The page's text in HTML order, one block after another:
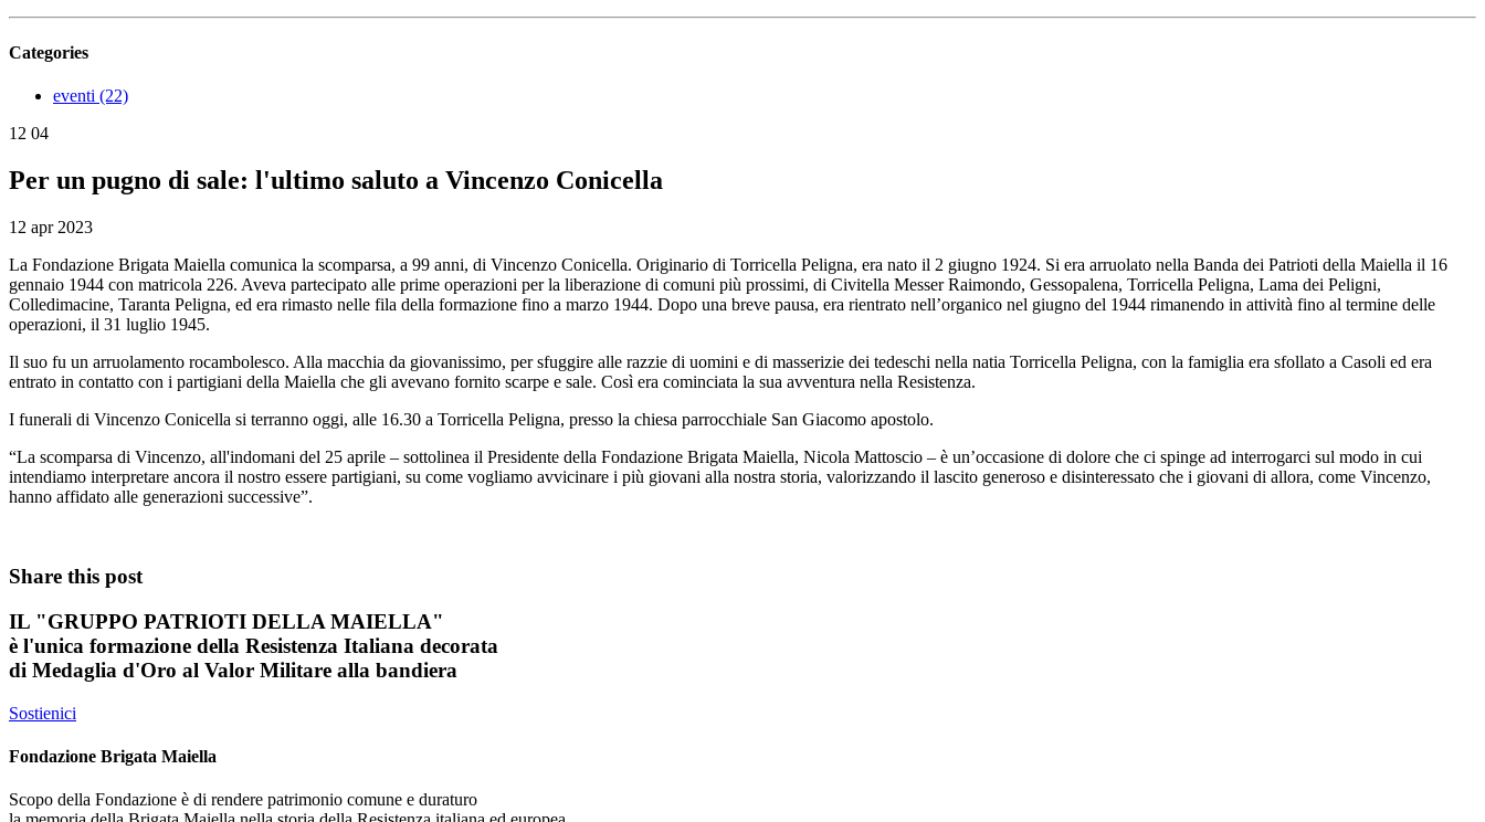
Categories
eventi (22)
12 04
Per un pugno di sale: l'ultimo saluto a Vincenzo Conicella
12 apr 2023
La Fondazione Brigata Maiella comunica la scomparsa, a 99 anni, di Vincenzo Conicella. Originario di Torricella Peligna, era nato il 2 giugno 1924. Si era arruolato nella Banda dei Patrioti della Maiella il 16
gennaio 1944 con matricola 226. Aveva partecipato alle prime operazioni per la liberazione di comuni più prossimi, di Civitella Messer Raimondo, Gessopalena, Torricella Peligna, Lama dei Peligni,
Colledimacine, Taranta Peligna, ed era rimasto nelle fila della formazione fino a marzo 1944. Dopo una breve pausa, era rientrato nell’organico nel giugno del 1944 rimanendo in attività fino al termine delle
operazioni, il 31 luglio 1945.
Il suo fu un arruolamento rocambolesco. Alla macchia da giovanissimo, per sfuggire alle razzie di uomini e di masserizie dei tedeschi nella natia Torricella Peligna, con la famiglia era sfollato a Casoli ed era
entrato in contatto con i partigiani della Maiella che gli avevano fornito scarpe e sale. Così era cominciata la sua avventura nella Resistenza.
I funerali di Vincenzo Conicella si terranno oggi, alle 16.30 a Torricella Peligna, presso la chiesa parrocchiale San Giacomo apostolo.
“La scomparsa di Vincenzo, all'indomani del 25 aprile – sottolinea il Presidente della Fondazione Brigata Maiella, Nicola Mattoscio – è un’occasione di dolore che ci spinge ad interrogarci sul modo in cui
intendiamo interpretare ancora il nostro essere partigiani, su come vogliamo avvicinare i più giovani alla nostra storia, valorizzando il lascito generoso e disinteressato che i giovani di allora, come Vincenzo,
hanno affidato alle generazioni successive”.
Share this post
IL "GRUPPO PATRIOTI DELLA MAIELLA"
è l'unica formazione della Resistenza Italiana decorata
di Medaglia d'Oro al Valor Militare alla bandiera
Sostienici
Fondazione Brigata Maiella
Scopo della Fondazione è di rendere patrimonio comune e duraturo